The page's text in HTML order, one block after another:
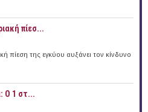
πίεσ...
πίεση της εγκύου αυξάνει τον κίνδυνο
Ο 1 στ...